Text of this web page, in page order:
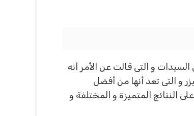
و التى قالت عن الأمر أنه
و التى تعد أنها من أفضل
النتائج المتميزة و المختلفة و